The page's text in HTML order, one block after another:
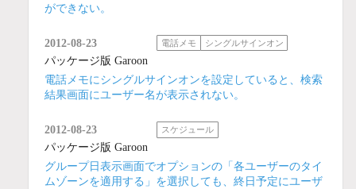
ができない。
2012-08-23 電話メモ シングルサインオン
パッケージ版 Garoon
電話メモにシングルサインオンを設定していると、検索
結果画面にユーザー名が表示されない。
2012-08-23 スケジュール
パッケージ版 Garoon
グループ日表示画面でオプションの「各ユーザーのタイ
ムゾーンを適用する」を選択しても、終日予定にユーザ